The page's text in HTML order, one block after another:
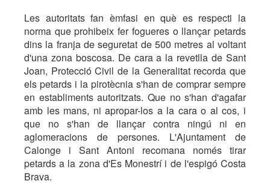
Les autoritats fan èmfasi en què es respecti la
norma que prohibeix fer fogueres o llançar petards
dins la franja de seguretat de 500 metres al voltant
d'una zona boscosa. De cara a la revetlla de Sant
Joan, Protecció Civil de la Generalitat recorda que
els petards i la pirotècnia s'han de comprar sempre
en establiments autoritzats. Que no s'han d'agafar
amb les mans, ni apropar-los a la cara o al cos, i
que no s'han de llançar contra ningú ni en
aglomeracions de persones. L'Ajuntament de
Calonge i Sant Antoni recomana només tirar
petards a la zona d'Es Monestrí i de l'espigó Costa
Brava.